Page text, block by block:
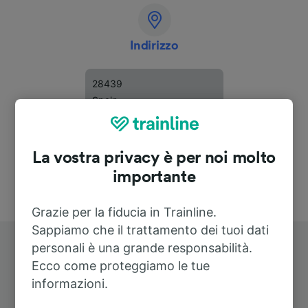
Indirizzo
28439
Spain
La vostra privacy è per noi molto
importante
Grazie per la fiducia in Trainline.
Sappiamo che il trattamento dei tuoi dati
personali è una grande responsabilità.
Ecco come proteggiamo le tue
informazioni.